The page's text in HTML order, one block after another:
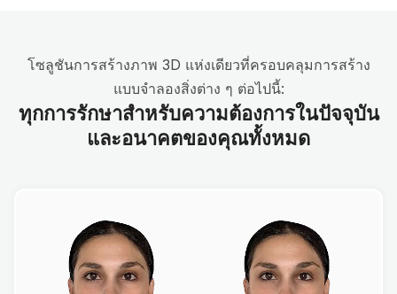
โซลูชันการสร้างภาพ 3D แห่งเดียวที่ครอบคลุมการสร้าง
แบบจำลองสิ่งต่าง ๆ ต่อไปนี้:
ทุกการรักษาสำหรับความต้องการในปัจจุบัน
และอนาคตของคุณทั้งหมด